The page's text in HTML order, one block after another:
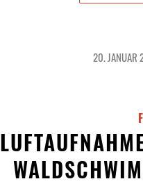
20. JANUAR
/